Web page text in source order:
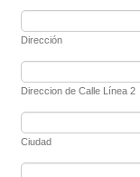
Dirección
Direccion de Calle Línea 2
Ciudad